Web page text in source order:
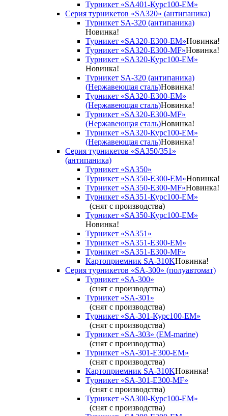
Турникет «SA401-Курс100-EM»
Серия турникетов «SA320» (антипаника)
Турникет SA-320 (антипаника)
Новинка!
Турникет «SA320-Е300-EM»Новинка!
Турникет «SA320-Е300-MF»Новинка!
Турникет «SA320-Курс100-EM»
Новинка!
Турникет SA-320 (антипаника)
(Нержавеющая сталь)Новинка!
Турникет «SA320-Е300-EM»
(Нержавеющая сталь)Новинка!
Турникет «SA320-Е300-MF»
(Нержавеющая сталь)Новинка!
Турникет «SA320-Курс100-EM»
(Нержавеющая сталь)Новинка!
Серия турникетов «SA350/351»
(антипаника)
Турникет «SA350»
Турникет «SA350-Е300-EM»Новинка!
Турникет «SA350-Е300-MF»Новинка!
Турникет «SA351-Курс100-ЕМ»
(снят с производства)
Турникет «SA350-Курс100-EM»
Новинка!
Турникет «SA351»
Турникет «SA351-Е300-ЕМ»
Турникет «SA351-Е300-MF»
Картоприемник SA-310KНовинка!
Серия турникетов «SA-300» (полуавтомат)
Турникет «SA-300»
(снят с производства)
Турникет «SA-301»
(снят с производства)
Турникет «SA-301-Курс100-ЕМ»
(снят с производства)
Турникет «SA-303» (EM-marine)
(снят с производства)
Турникет «SA-301-Е300-ЕМ»
(снят с производства)
Картоприемник SA-310KНовинка!
Турникет «SA-301-Е300-MF»
(снят с производства)
Турникет «SA300-Курс100-ЕМ»
(снят с производства)